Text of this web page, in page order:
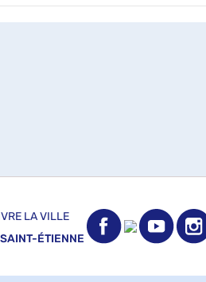
LA VILLE
ÉTIENNE